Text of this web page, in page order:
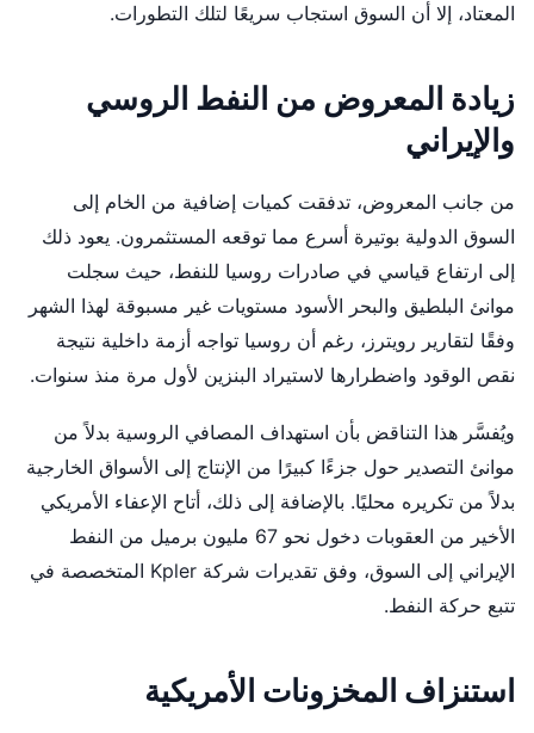
المعتاد، إلا أن السوق استجاب سريعًا لتلك التطورات.
زيادة المعروض من النفط الروسي
والإيراني
من جانب المعروض، تدفقت كميات إضافية من الخام إلى
السوق الدولية بوتيرة أسرع مما توقعه المستثمرون. يعود ذلك
إلى ارتفاع قياسي في صادرات روسيا للنفط، حيث سجلت
موانئ البلطيق والبحر الأسود مستويات غير مسبوقة لهذا الشهر
وفقًا لتقارير رويترز، رغم أن روسيا تواجه أزمة داخلية نتيجة
نقص الوقود واضطرارها لاستيراد البنزين لأول مرة منذ سنوات.
ويُفسَّر هذا التناقض بأن استهداف المصافي الروسية بدلاً من
موانئ التصدير حول جزءًا كبيرًا من الإنتاج إلى الأسواق الخارجية
بدلاً من تكريره محليًا. بالإضافة إلى ذلك، أتاح الإعفاء الأمريكي
الأخير من العقوبات دخول نحو 67 مليون برميل من النفط
الإيراني إلى السوق، وفق تقديرات شركة Kpler المتخصصة في
تتبع حركة النفط.
استنزاف المخزونات الأمريكية